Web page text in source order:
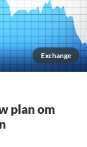
Exchange
plan om